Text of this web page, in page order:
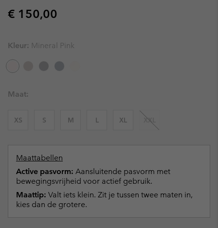
Regular price:
€ 150,00
Kleur: Mineral Pink
Maat:
XS S M L XL XXL
Maattabellen
Active pasvorm: Aansluitende pasvorm met
bewegingsvrijheid voor actief gebruik.
Maattip: Valt iets klein. Zit je tussen twee maten in,
kies dan de grotere.